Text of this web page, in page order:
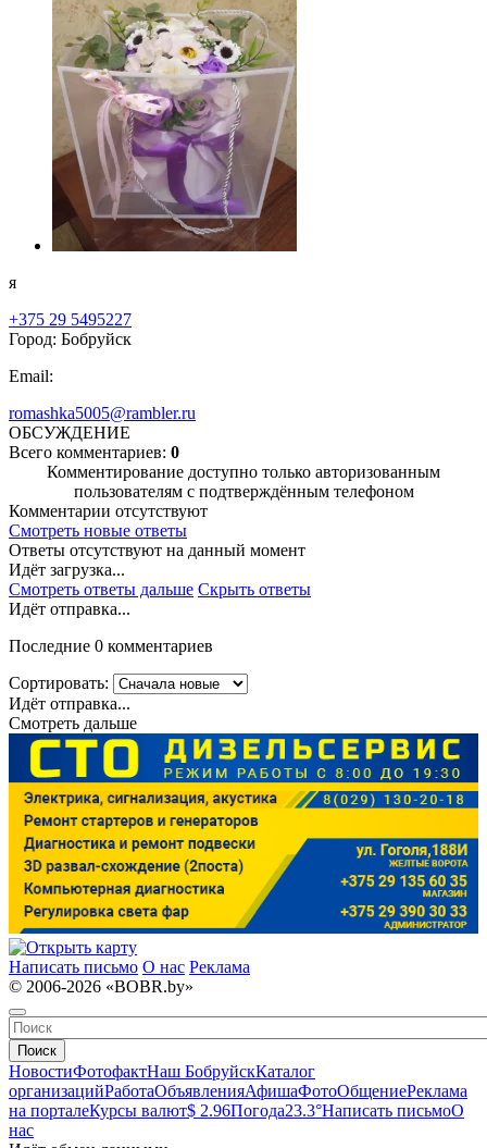
я
+375 29 5495227
Город: Бобруйск
Email:
romashka5005@rambler.ru
ОБСУЖДЕНИЕ
Всего комментариев: 0
Комментирование доступно только авторизованным
пользователям с подтверждённым телефоном
Комментарии отсутствуют
Смотреть новые ответы
Ответы отсутствуют на данный момент
Идёт загрузка...
Смотреть ответы дальше Скрыть ответы
Идёт отправка...
Последние 0 комментариев
Сортировать:
Идёт отправка...
Смотреть дальше
Написать письмо О нас Реклама
© 2006-2026 «BOBR.by»
Поиск
НовостиФотофактНаш БобруйскКаталог
организацийРаботаОбъявленияАфишаФотоОбщениеРеклама
на порталеКурсы валют$ 2.96Погода23.3°Написать письмоО
нас